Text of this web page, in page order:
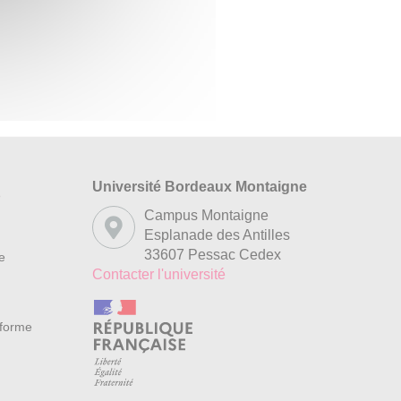
Université Bordeaux Montaigne
Campus Montaigne
Esplanade des Antilles
33607 Pessac Cedex
Contacter l'université